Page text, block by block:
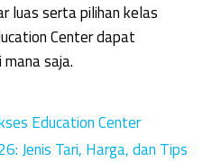
luas serta pilihan kelas
Center dapat
saja.
Education Center
Jenis Tari, Harga, dan Tips